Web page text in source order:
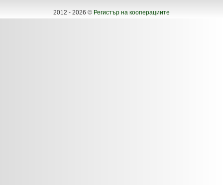
2012 - 2026 © Регистър на кооперациите